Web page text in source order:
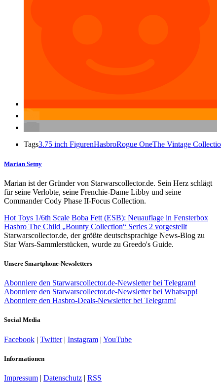
Tags3.75 inch FigurenHasbroRogue OneThe Vintage
Marian Setny
Marian ist der Gründer von Starwarscollector.de. Sein Herz schlägt
für seine Verlobte, seine Frenchie-Dame Libby und seine
Commander Cody Phase II-Focus Collection.
Hot Toys 1/6th Scale Boba Fett (ESB): Neuauflage in Fensterbox
Hasbro The Child „Bounty Collection“ Series 2 vorgestellt
Starwarscollector.de, der größte deutschsprachige News-Blog zu
Star Wars-Sammlerstücken, wurde zu Greedo's Guide.
Unsere Smartphone-Newsletters
Abonniere den Starwarscollector.de-Newsletter bei Telegram!
Abonniere den Starwarscollector.de-Newsletter bei Whatsapp!
Abonniere den Hasbro-Deals-Newsletter bei Telegram!
Social Media
Facebook | Twitter| Instagram | YouTube
Informationen
Impressum | Datenschutz | RSS